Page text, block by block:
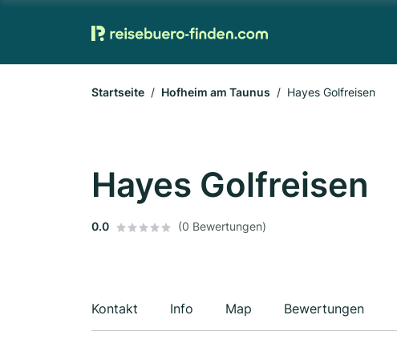
Startseite Hofheim am Taunus Hayes Golfreisen
Hayes Golfreisen
0.0 (0 Bewertungen)
Kontakt Info Map Bewertungen